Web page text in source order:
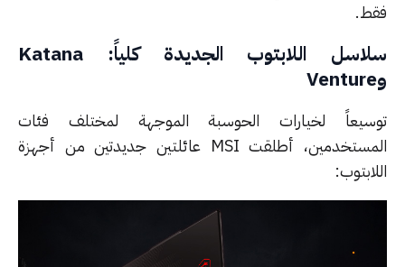
سلاسل اللابتوب الجديدة كلياً: Katana
لخيارات الحوسبة الموجهة لمختلف فئات
المستخدمين، أطلقت MSI عائلتين جديدتين من أجهزة